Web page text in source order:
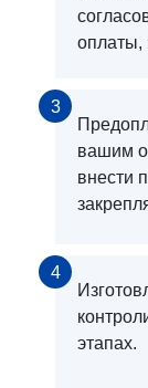
оплаты,
3
вашим
внести
4
этапах.